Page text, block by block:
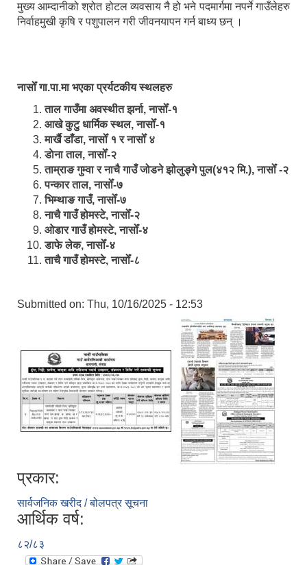
मुख्य आम्दानीको श्रोत होटल व्यवसाय नै हो भने पदमार्गमा नपर्ने गाउँलेहरु
निर्वाहमुखी कृषि र पशुपालन गरी जीवनयापन गर्न बाध्य छन् ।
नासोँ गा.पा.मा भएका प्रर्यटकीय स्थलहरु
ताल गाउँमा अवस्थीत झर्ना, नासोँ-१
आखे कुटु धार्मिक स्थल, नासोँ-१
मार्खै डाँडा, नासोँ १ र नासोँ ४
डाेना ताल, नासोँ-२
ताम्राङ गुम्वा र नाचै गाउँ जोडने झोलुङ्गे पुल(४१२ मि.), नासोँ -२
पन्कार ताल, नासोँ-७
भिम्थाङ गाउँ, नासोँ-७
नाचै गाउँ होमस्टे, नासोँ-२
ओ‍‍‌डार गाउँ होमस्टे, नासोँ-४
डाफे लेक, नासोँ-४
ताचै गाउँ होमस्टे, नासोँ-८
Submitted on: Thu, 10/16/2025 - 12:53
प्रकार:
सार्वजनिक खरीद / बोलपत्र सूचना
आर्थिक वर्ष:
८२/८३